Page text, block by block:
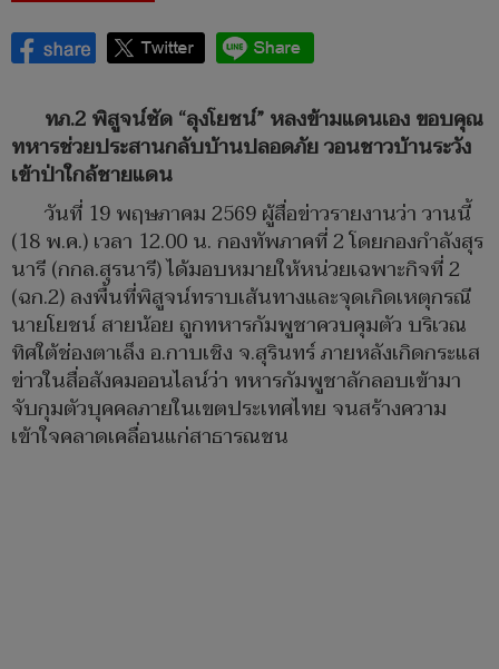
ทภ.2 พิสูจน์ชัด “ลุงโยชน์” หลงข้ามแดนเอง ขอบคุณ
ทหารช่วยประสานกลับบ้านปลอดภัย วอนชาวบ้านระวัง
เข้าป่าใกล้ชายแดน
วันที่ 19 พฤษภาคม 2569 ผู้สื่อข่าวรายงานว่า วานนี้
(18 พ.ค.) เวลา 12.00 น. กองทัพภาคที่ 2 โดยกองกำลังสุร
นารี (กกล.สุรนารี) ได้มอบหมายให้หน่วยเฉพาะกิจที่ 2
(ฉก.2) ลงพื้นที่พิสูจน์ทราบเส้นทางและจุดเกิดเหตุกรณี
นายโยชน์ สายน้อย ถูกทหารกัมพูชาควบคุมตัว บริเวณ
ทิศใต้ช่องตาเล็ง อ.กาบเชิง จ.สุรินทร์ ภายหลังเกิดกระแส
ข่าวในสื่อสังคมออนไลน์ว่า ทหารกัมพูชาลักลอบเข้ามา
จับกุมตัวบุคคลภายในเขตประเทศไทย จนสร้างความ
เข้าใจคลาดเคลื่อนแก่สาธารณชน